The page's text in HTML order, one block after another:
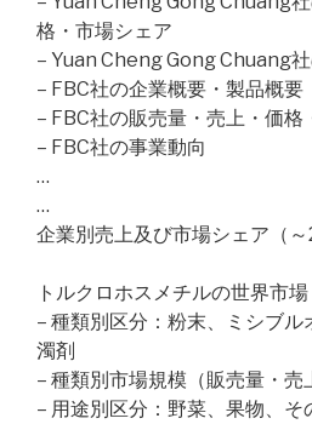
格・市場シェア
– Yuan Cheng Gong Chuang
– FBC社の企業概要・製品概要
– FBC社の販売量・売上・価格
– FBC社の事業動向
…
…
企業別売上及び市場シェア（～
トルクロホスメチルの世界市
– 種類別区分：粉末、ミシブ
濁剤
– 種類別市場規模（販売量・売
– 用途別区分：野菜、果物、そ